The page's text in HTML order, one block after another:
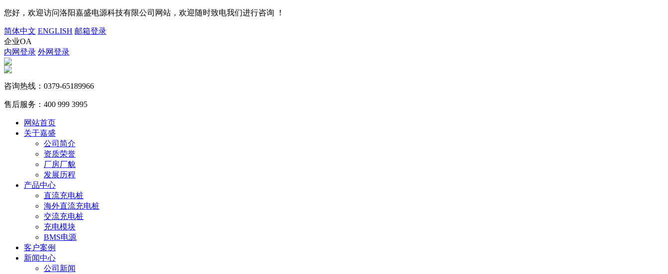
您好，欢迎访问洛阳嘉盛电源科技有限公司网站，欢迎随时致电我们进行咨询 ！
简体中文 ENGLISH 邮箱登录
企业OA
内网登录 外网登录
咨询热线： 0379-65189966
售后服务： 400 999 3995
网站首页
关于嘉盛
公司简介
资质荣誉
厂房厂貌
发展历程
产品中心
直流充电桩
海外直流充电桩
交流充电桩
充电模块
BMS电源
客户案例
新闻中心
公司新闻